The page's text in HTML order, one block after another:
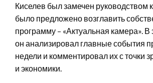
Киселев был замечен руководством
было предложено возглавить
программу – «Актуальная камера». В
он анализировал главные события
недели и комментировал их с точки
и экономики.